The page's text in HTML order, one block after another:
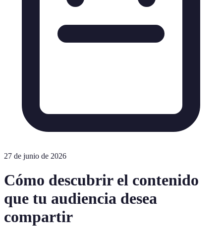
27 de junio de 2026
Cómo descubrir el contenido
que tu audiencia desea
compartir